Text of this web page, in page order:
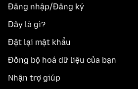
Đăng nhập/Đăng ký
Đây là gì?
Đặt lại mật khẩu
Đồng bộ hoá dữ liệu của bạn
Nhận trợ giúp